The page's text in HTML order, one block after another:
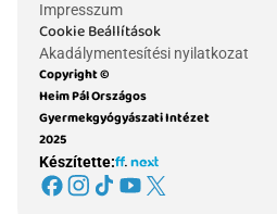
Impresszum
Cookie Beállítások
Akadálymentesítési nyilatkozat
Copyright ©
Heim Pál Országos
Gyermekgyógyászati Intézet
2025
Készítette: